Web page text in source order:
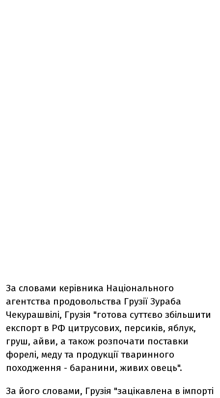
За словами керівника Національного
агентства продовольства Грузії Зураба
Чекурашвілі, Грузія "готова суттєво збільшити
експорт в РФ цитрусових, персиків, яблук,
груш, айви, а також розпочати поставки
форелі, меду та продукції тваринного
походження - баранини, живих овець".
За його словами, Грузія "зацікавлена ​​в імпорті